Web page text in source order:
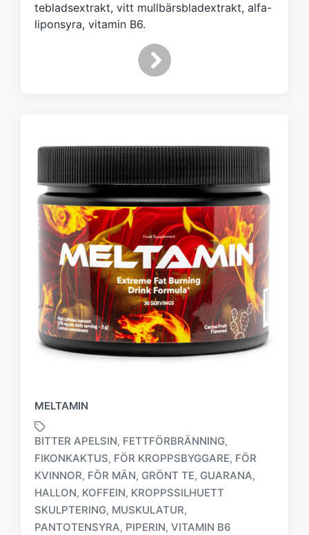
tebladsextrakt, vitt mullbärsbladextrakt, alfa-
liponsyra, vitamin B6.
MELTAMIN
ä
r
k
BITTER APELSIN, FETTFÖRBRÄNNING,
FIKONKAKTUS, FÖR KROPPSBYGGARE, FÖR
KVINNOR, FÖR MÄN, GRÖNT TE, GUARANA,
HALLON, KOFFEIN, KROPPSSILHUETT
SKULPTERING, MUSKULATUR,
PANTOTENSYRA, PIPERIN, VITAMIN B6